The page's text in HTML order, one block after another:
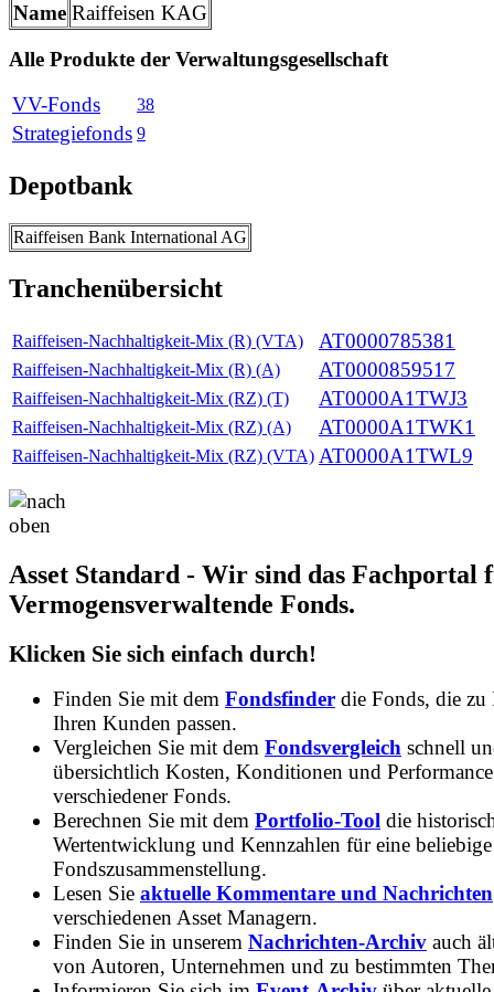
Name Raiffeisen KAG
Alle Produkte der Verwaltungsgesellschaft
VV-Fonds
38
Strategiefonds 9
Depotbank
Raiffeisen Bank International AG
Tranchenübersicht
Raiffeisen-Nachhaltigkeit-Mix (R) (VTA) AT0000785381
Raiffeisen-Nachhaltigkeit-Mix (R) (A) AT0000859517
Raiffeisen-Nachhaltigkeit-Mix (RZ) (T) AT0000A1TWJ3
Raiffeisen-Nachhaltigkeit-Mix (RZ) (A) AT0000A1TWK1
Raiffeisen-Nachhaltigkeit-Mix (RZ) (VTA) AT0000A1TWL9
Asset Standard - Wir sind das Fachportal
Vermogensverwaltende Fonds.
Klicken Sie sich einfach durch!
Finden Sie mit dem Fondsfinder die Fonds, die zu
Ihren Kunden passen.
Vergleichen Sie mit dem Fondsvergleich schnell
übersichtlich Kosten, Konditionen und Performance
verschiedener Fonds.
Berechnen Sie mit dem Portfolio-Tool die
Wertentwicklung und Kennzahlen für eine beliebige
Fondszusammenstellung.
Lesen Sie aktuelle Kommentare und Nachrichten
verschiedenen Asset Managern.
Finden Sie in unserem Nachrichten-Archiv auch
von Autoren, Unternehmen und zu bestimmten